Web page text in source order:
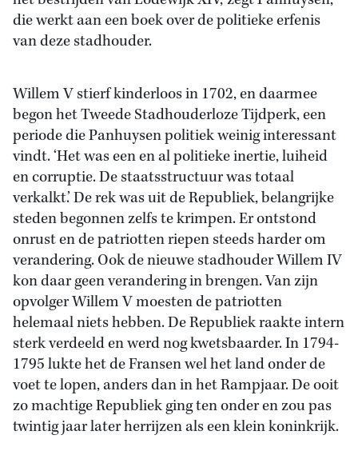
die werkt aan een boek over de politieke erfenis
van deze stadhouder.
Willem V stierf kinderloos in 1702, en daarmee
begon het Tweede Stadhouderloze Tijdperk, een
periode die Panhuysen politiek weinig interessant
vindt. ‘Het was een en al politieke inertie, luiheid
en corruptie. De staatsstructuur was totaal
verkalkt.’ De rek was uit de Republiek, belangrijke
steden begonnen zelfs te krimpen. Er ontstond
onrust en de patriotten riepen steeds harder om
verandering. Ook de nieuwe stadhouder Willem IV
kon daar geen verandering in brengen. Van zijn
opvolger Willem V moesten de patriotten
helemaal niets hebben. De Republiek raakte intern
sterk verdeeld en werd nog kwetsbaarder. In 1794-
1795 lukte het de Fransen wel het land onder de
voet te lopen, anders dan in het Rampjaar. De ooit
zo machtige Republiek ging ten onder en zou pas
twintig jaar later herrijzen als een klein koninkrijk.